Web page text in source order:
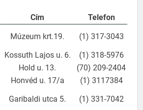
Cím
Telefon
Múzeum krt.19.
(1) 317-3043
Kossuth Lajos u. 6.
(1) 318-5976
Hold u. 13.
(70) 209-2404
Honvéd u. 17/a
(1) 3117384
Garibaldi utca 5. (1) 331-7042